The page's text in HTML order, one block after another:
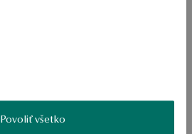
Povoliť všetko